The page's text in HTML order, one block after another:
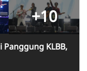
+10
KLBB,